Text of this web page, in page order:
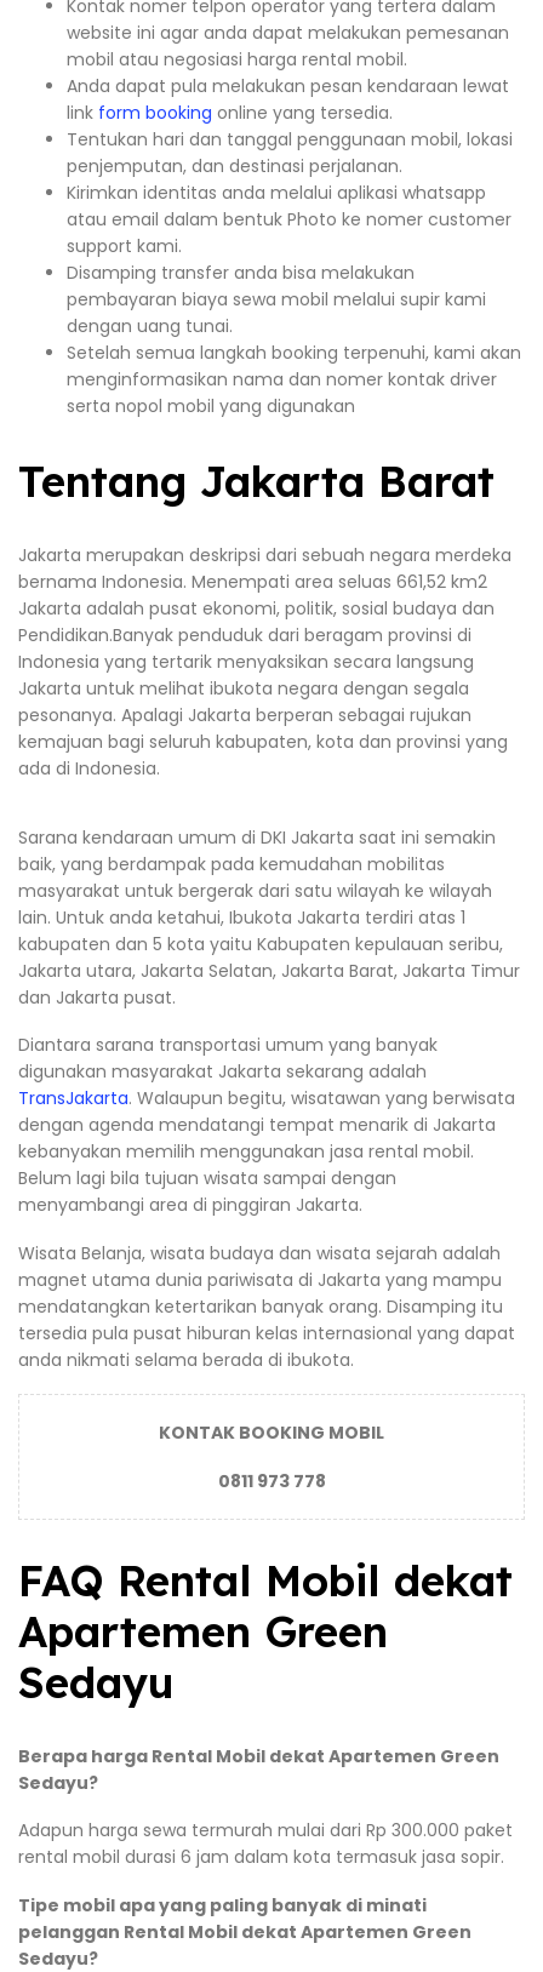
Kontak nomer telpon operator yang tertera dalam
website ini agar anda dapat melakukan pemesanan
mobil atau negosiasi harga rental mobil.
Anda dapat pula melakukan pesan kendaraan lewat
link form booking online yang tersedia.
Tentukan hari dan tanggal penggunaan mobil, lokasi
penjemputan, dan destinasi perjalanan.
Kirimkan identitas anda melalui aplikasi whatsapp
atau email dalam bentuk Photo ke nomer customer
support kami.
Disamping transfer anda bisa melakukan
pembayaran biaya sewa mobil melalui supir kami
dengan uang tunai.
Setelah semua langkah booking terpenuhi, kami akan
menginformasikan nama dan nomer kontak driver
serta nopol mobil yang digunakan
Tentang Jakarta Barat
Jakarta merupakan deskripsi dari sebuah negara merdeka
bernama Indonesia. Menempati area seluas 661,52 km2
Jakarta adalah pusat ekonomi, politik, sosial budaya dan
Pendidikan.Banyak penduduk dari beragam provinsi di
Indonesia yang tertarik menyaksikan secara langsung
Jakarta untuk melihat ibukota negara dengan segala
pesonanya. Apalagi Jakarta berperan sebagai rujukan
kemajuan bagi seluruh kabupaten, kota dan provinsi yang
ada di Indonesia.
Sarana kendaraan umum di DKI Jakarta saat ini semakin
baik, yang berdampak pada kemudahan mobilitas
masyarakat untuk bergerak dari satu wilayah ke wilayah
lain. Untuk anda ketahui, Ibukota Jakarta terdiri atas 1
kabupaten dan 5 kota yaitu Kabupaten kepulauan seribu,
Jakarta utara, Jakarta Selatan, Jakarta Barat, Jakarta Timur
dan Jakarta pusat.
Diantara sarana transportasi umum yang banyak
digunakan masyarakat Jakarta sekarang adalah
TransJakarta. Walaupun begitu, wisatawan yang berwisata
dengan agenda mendatangi tempat menarik di Jakarta
kebanyakan memilih menggunakan jasa rental mobil.
Belum lagi bila tujuan wisata sampai dengan
menyambangi area di pinggiran Jakarta.
Wisata Belanja, wisata budaya dan wisata sejarah adalah
magnet utama dunia pariwisata di Jakarta yang mampu
mendatangkan ketertarikan banyak orang. Disamping itu
tersedia pula pusat hiburan kelas internasional yang dapat
anda nikmati selama berada di ibukota.
KONTAK BOOKING MOBIL
0811 973 778
FAQ Rental Mobil dekat
Apartemen Green
Sedayu
Berapa harga Rental Mobil dekat Apartemen Green
Sedayu?
Adapun harga sewa termurah mulai dari Rp 300.000 paket
rental mobil durasi 6 jam dalam kota termasuk jasa sopir.
Tipe mobil apa yang paling banyak di minati
pelanggan Rental Mobil dekat Apartemen Green
Sedayu?